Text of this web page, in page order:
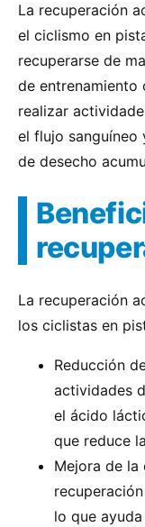
La recuperación
el ciclismo en
recuperarse de
de entrenamiento
realizar
el flujo sanguíneo
de desecho
La recuperación
los ciclistas en
Reducción
actividades
el ácido
que reduce
Mejora de la
lo que